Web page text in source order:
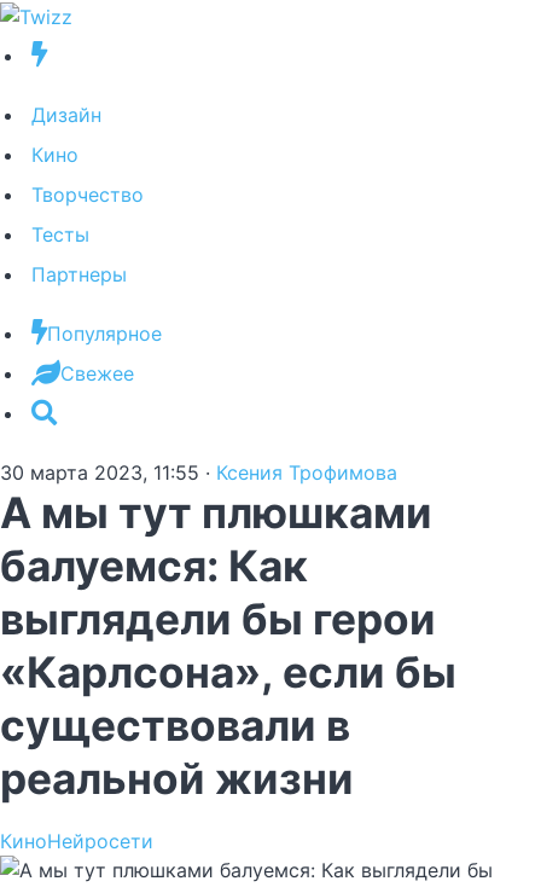
Дизайн
Кино
Творчество
Тесты
Партнеры
Популярное
Свежее
30 марта 2023, 11:55 · Ксения Трофимова
А мы тут плюшками
балуемся: Как
выглядели бы герои
«Карлсона», если бы
существовали в
реальной жизни
КиноНейросети